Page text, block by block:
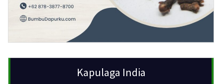
Kapulaga India